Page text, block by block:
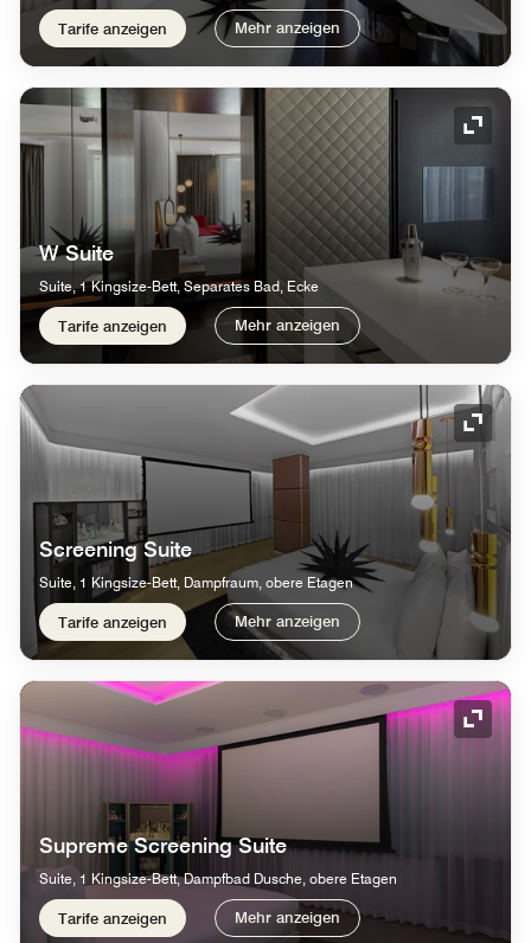
Tarife anzeigen Mehr anzeigen
W Suite
Suite, 1 Kingsize-Bett, Separates Bad, Ecke
Tarife anzeigen Mehr anzeigen
Screening Suite
Suite, 1 Kingsize-Bett, Dampfraum, obere Etagen
Tarife anzeigen Mehr anzeigen
Supreme Screening Suite
Suite, 1 Kingsize-Bett, Dampfbad Dusche, obere Etagen
Tarife anzeigen Mehr anzeigen